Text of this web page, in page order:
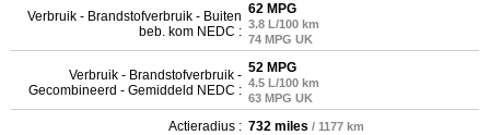
Verbruik - Brandstofverbruik - Buiten
beb. kom NEDC :
62 MPG
3.8 L/100 km
74 MPG UK
Verbruik - Brandstofverbruik -
Gecombineerd - Gemiddeld NEDC :
52 MPG
4.5 L/100 km
63 MPG UK
Actieradius : 732 miles / 1177 km